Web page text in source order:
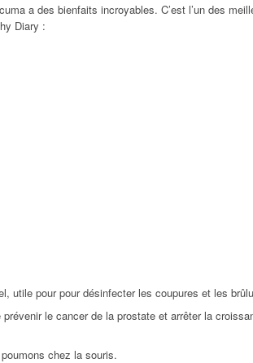
a des bienfaits incroyables. C’est l’un des
Diary :
utile pour pour désinfecter les coupures et les
le cancer de la prostate et arrêter la
chez la souris.